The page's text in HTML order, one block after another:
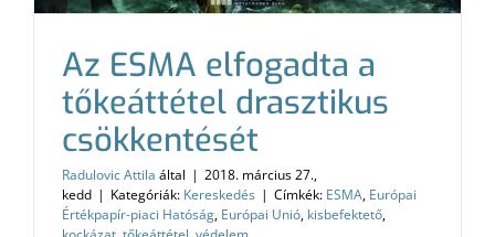
Az ESMA elfogadta a
tőkeáttétel drasztikus
csökkentését
Radulovic Attila által | 2018. március 27.,
kedd | Kategóriák: Kereskedés | Címkék: ESMA, Európai
Értékpapír-piaci Hatóság, Európai Unió, kisbefektető,